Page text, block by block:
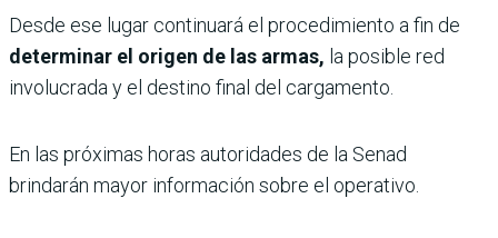
Desde ese lugar continuará el procedimiento a fin de
determinar el origen de las armas, la posible red
involucrada y el destino final del cargamento.
En las próximas horas autoridades de la Senad
brindarán mayor información sobre el operativo.